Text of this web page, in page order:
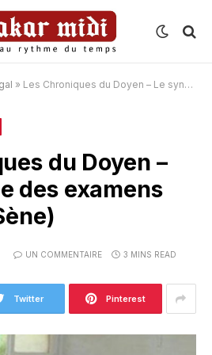
» Les Chroniques du Doyen – Le syndrome des examens (par Majib Sène)
du Doyen –
des examens
UN COMMENTAIRE 3 MINS READ
Twitter Pinterest